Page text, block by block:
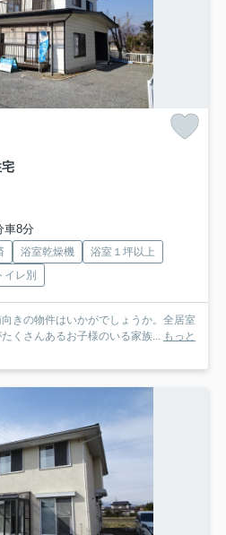
車8分
浴室乾燥機
浴室１坪以上
イレ別
きの物件はいかがでしょうか。全居室
くさんあるお子様のいる家族... もっと